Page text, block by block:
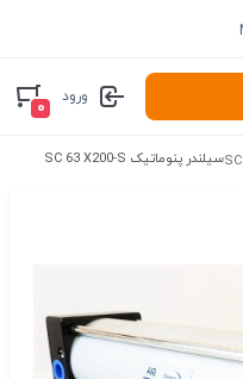
ورود
۰
سیلندر پنوماتیک SC 63 X200-S